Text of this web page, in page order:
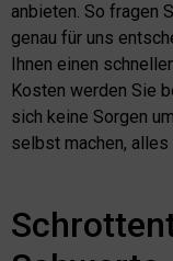
anbieten. So fragen
genau für uns
Ihnen einen
Kosten werden Sie
sich keine Sorgen
selbst machen,